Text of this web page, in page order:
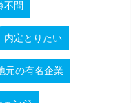
不問
内定とりたい
元の有名企業